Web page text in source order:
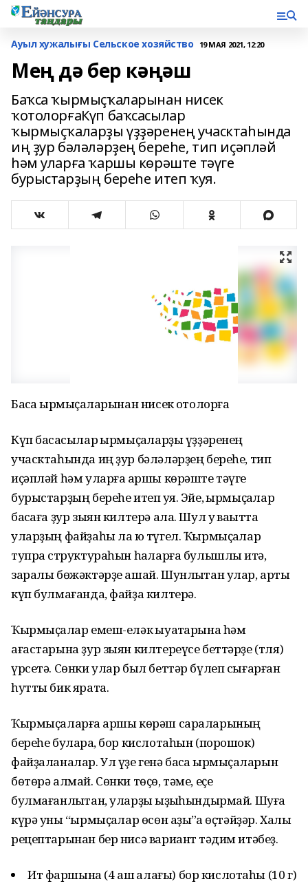
Ауыл хужалығы Сельское хозяйство 19 МАЯ 2021, 12:20
Мең дә бер кәңәш
Баҡса ҡырмыҫҡаларынан нисек
ҡотолорғаКүп баҡсасылар
ҡырмыҫҡаларҙы үҙҙәренең учасктаһында
иң ҙур бәләләрҙең береһе, тип иҫәпләй
һәм уларға ҡаршы көрәште тәүге
бурыстарҙың береһе итеп ҡуя.
Баҡса ҡырмыҫҡаларынан нисек ҡотолорға
Күп баҡсасылар ҡырмыҫҡаларҙы үҙҙәренең
учасктаһында иң ҙур бәләләрҙең береһе, тип
иҫәпләй һәм уларға ҡаршы көрәште тәүге
бурыстарҙың береһе итеп ҡуя. Эйе, ҡырмыҫҡалар
баҡсаға ҙур зыян килтерә ала. Шул уҡ ваҡытта
уларҙың файҙаһы ла юҡ түгел. Ҡырмыҫҡалар
тупраҡ структураһын һаҡларға булышлыҡ итә,
заралы бөжәктәрҙе ашай. Шунлыҡтан улар, артыҡ
күп булмағанда, файҙа килтерә.
Ҡырмыҫҡалар емеш-еләк ҡыуаҡтарына һәм
ағастарына ҙур зыян килтереүсе беттәрҙе (тля)
үрсетә. Сөнки улар был беттәр бүлеп сығарған
һутты бик ярата.
Ҡырмыҫаларға ҡаршы көрәш сараларының
береһе булараҡ, бор кислотаһын (порошок)
файҙаланалар. Ул үҙе генә баҡса ҡырмыҫҡаларын
бөтөрә алмай. Сөнки төҫө, тәме, еҫе
булмағанлыҡтан, уларҙы ҡыҙыҡһындырмай. Шуға
күрә уны “ҡырмыҫҡалар өсөн аҙыҡ”ҡа өҫтәйҙәр. Халыҡ
рецептарынан бер нисә вариант тәҡдим итәбеҙ.
Ит фаршына (4 аш ҡалағы) бор кислотаһы (10 г)